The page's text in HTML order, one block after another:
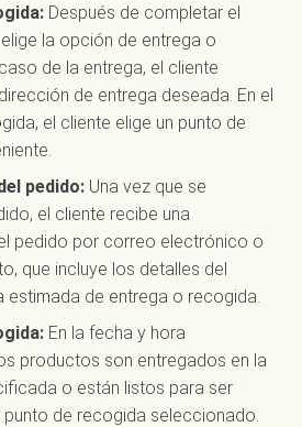
Después de completar el
la opción de entrega o
de la entrega, el cliente
de entrega deseada. En el
el cliente elige un punto de
pedido: Una vez que se
el cliente recibe una
pedido por correo electrónico o
que incluye los detalles del
estimada de entrega o recogida.
En la fecha y hora
productos son entregados en la
o están listos para ser
de recogida seleccionado.